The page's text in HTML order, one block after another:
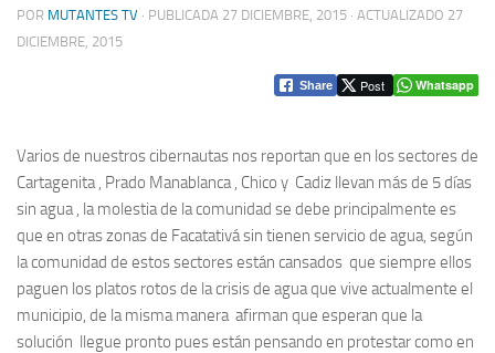
POR MUTANTES TV · PUBLICADA 27 DICIEMBRE, 2015 · ACTUALIZADO 27
DICIEMBRE, 2015
Share Post Whatsapp
Varios de nuestros cibernautas nos reportan que en los sectores de
Cartagenita , Prado Manablanca , Chico y Cadiz llevan más de 5 días
sin agua , la molestia de la comunidad se debe principalmente es
que en otras zonas de Facatativá sin tienen servicio de agua, según
la comunidad de estos sectores están cansados que siempre ellos
paguen los platos rotos de la crisis de agua que vive actualmente el
municipio, de la misma manera afirman que esperan que la
solución llegue pronto pues están pensando en protestar como en